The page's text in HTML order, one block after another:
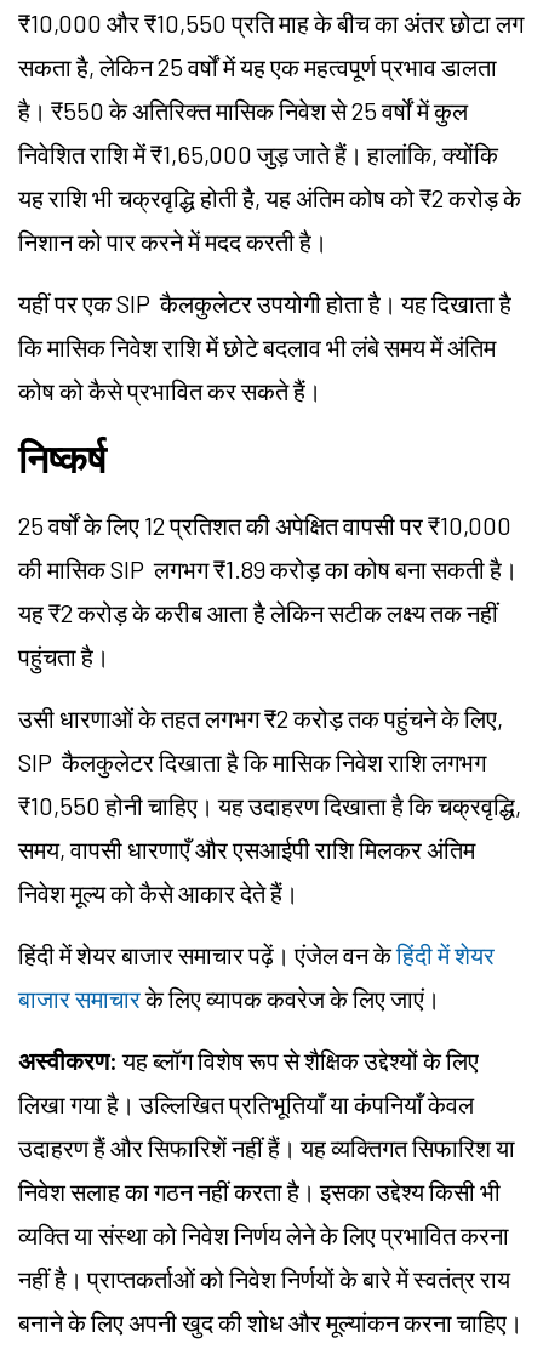
₹10,000 और ₹10,550 प्रति माह के बीच का अंतर छोटा लग
सकता है, लेकिन 25 वर्षों में यह एक महत्वपूर्ण प्रभाव डालता
है। ₹550 के अतिरिक्त मासिक निवेश से 25 वर्षों में कुल
निवेशित राशि में ₹1,65,000 जुड़ जाते हैं। हालांकि, क्योंकि
यह राशि भी चक्रवृद्धि होती है, यह अंतिम कोष को ₹2 करोड़ के
निशान को पार करने में मदद करती है।
यहीं पर एकSIPकैलकुलेटर उपयोगी होता है। यह दिखाता है
कि मासिक निवेश राशि में छोटे बदलाव भी लंबे समय में अंतिम
कोष को कैसे प्रभावित कर सकते हैं।
निष्कर्ष
25 वर्षों के लिए 12 प्रतिशत की अपेक्षित वापसी पर ₹10,000
की मासिकSIPलगभग ₹1.89 करोड़ का कोष बना सकती है।
यह ₹2 करोड़ के करीब आता है लेकिन सटीक लक्ष्य तक नहीं
पहुंचता है।
उसी धारणाओं के तहत लगभग ₹2 करोड़ तक पहुंचने के लिए,
SIPकैलकुलेटर दिखाता है कि मासिक निवेश राशि लगभग
₹10,550 होनी चाहिए। यह उदाहरण दिखाता है कि चक्रवृद्धि,
समय, वापसी धारणाएँ और एसआईपी राशि मिलकर अंतिम
निवेश मूल्य को कैसे आकार देते हैं।
हिंदी में शेयर बाजार समाचार पढ़ें। एंजेल वन केहिंदी में शेयर
बाजार समाचारके लिए व्यापक कवरेज के लिए जाएं।
अस्वीकरण: यह ब्लॉग विशेष रूप से शैक्षिक उद्देश्यों के लिए
लिखा गया है। उल्लिखित प्रतिभूतियाँ या कंपनियाँ केवल
उदाहरण हैं और सिफारिशें नहीं हैं। यह व्यक्तिगत सिफारिश या
निवेश सलाह का गठन नहीं करता है। इसका उद्देश्य किसी भी
व्यक्ति या संस्था को निवेश निर्णय लेने के लिए प्रभावित करना
नहीं है। प्राप्तकर्ताओं को निवेश निर्णयों के बारे में स्वतंत्र राय
बनाने के लिए अपनी खुद की शोध और मूल्यांकन करना चाहिए।